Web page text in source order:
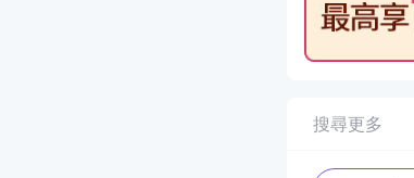
搜尋更多